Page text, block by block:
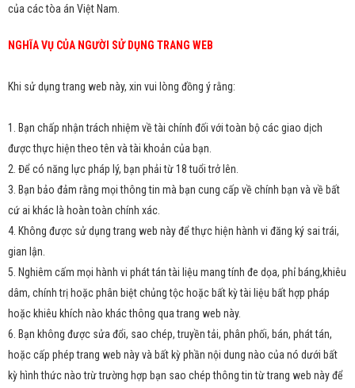
của các tòa án Việt Nam.
NGHĨA VỤ CỦA NGƯỜI SỬ DỤNG TRANG WEB
Khi sử dụng trang web này, xin vui lòng đồng ý rằng:
1. Bạn chấp nhận trách nhiệm về tài chính đối với toàn bộ các giao dịch
được thực hiện theo tên và tài khoản của bạn.
2. Để có năng lực pháp lý, bạn phải từ 18 tuổi trở lên.
3. Bạn bảo đảm rằng mọi thông tin mà bạn cung cấp về chính bạn và về bất
cứ ai khác là hoàn toàn chính xác.
4. Không được sử dụng trang web này để thực hiện hành vi đăng ký sai trái,
gian lận.
5. Nghiêm cấm mọi hành vi phát tán tài liệu mang tính đe dọa, phỉ báng,khiêu
dâm, chính trị hoặc phân biệt chủng tộc hoặc bất kỳ tài liệu bất hợp pháp
hoặc khiêu khích nào khác thông qua trang web này.
6. Bạn không được sửa đổi, sao chép, truyền tải, phân phối, bán, phát tán,
hoặc cấp phép trang web này và bất kỳ phần nội dung nào của nó dưới bất
kỳ hình thức nào trừ trường hợp bạn sao chép thông tin từ trang web này để